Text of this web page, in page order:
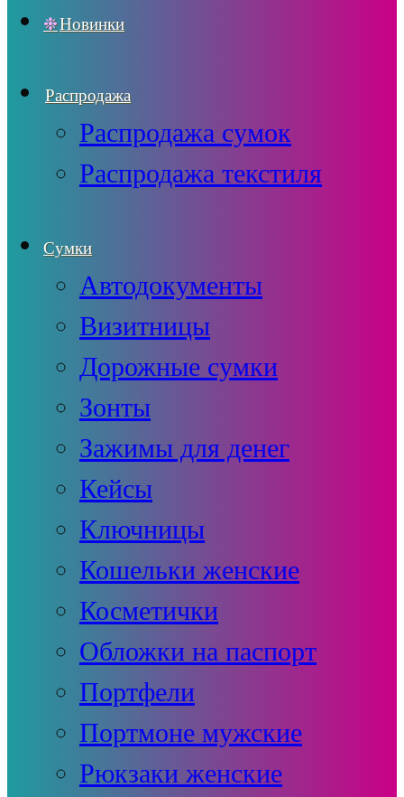
Новинки
Распродажа
Распродажа сумок
Распродажа текстиля
Сумки
Автодокументы
Визитницы
Дорожные сумки
Зонты
Зажимы для денег
Кейсы
Ключницы
Кошельки женские
Косметички
Обложки на паспорт
Портфели
Портмоне мужские
Рюкзаки женские